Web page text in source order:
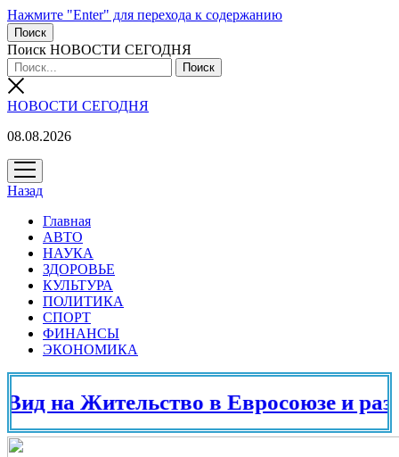
Нажмите "Enter" для перехода к содержанию
Поиск
Поиск НОВОСТИ СЕГОДНЯ
НОВОСТИ СЕГОДНЯ
08.08.2026
открыть
меню
Назад
Главная
АВТО
НАУКА
ЗДОРОВЬЕ
КУЛЬТУРА
ПОЛИТИКА
СПОРТ
ФИНАНСЫ
ЭКОНОМИКА
Жительство в Евросоюзе и разных